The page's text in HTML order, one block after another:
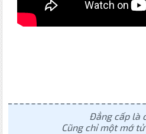
Đẳng cấp là
Cũng chỉ một mớ